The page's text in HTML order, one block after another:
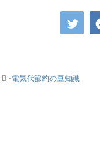
-電気代節約の豆知識